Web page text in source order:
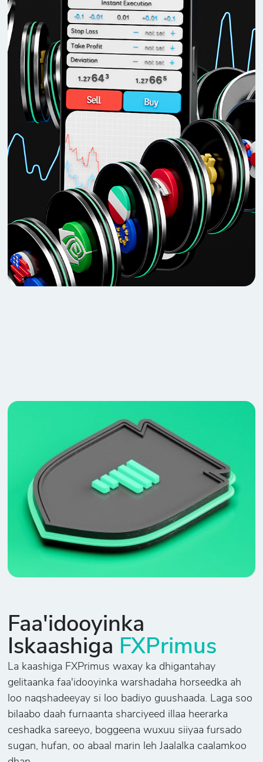
Faa'idooyinka
Iskaashiga FXPrimus
La kaashiga FXPrimus waxay ka dhigantahay
gelitaanka faa'idooyinka warshadaha horseedka ah
loo naqshadeeyay si loo badiyo guushaada. Laga soo
bilaabo daah furnaanta sharciyeed illaa heerarka
ceshadka sareeyo, boggeena wuxuu siiyaa fursado
sugan, hufan, oo abaal marin leh Jaalalka caalamkoo